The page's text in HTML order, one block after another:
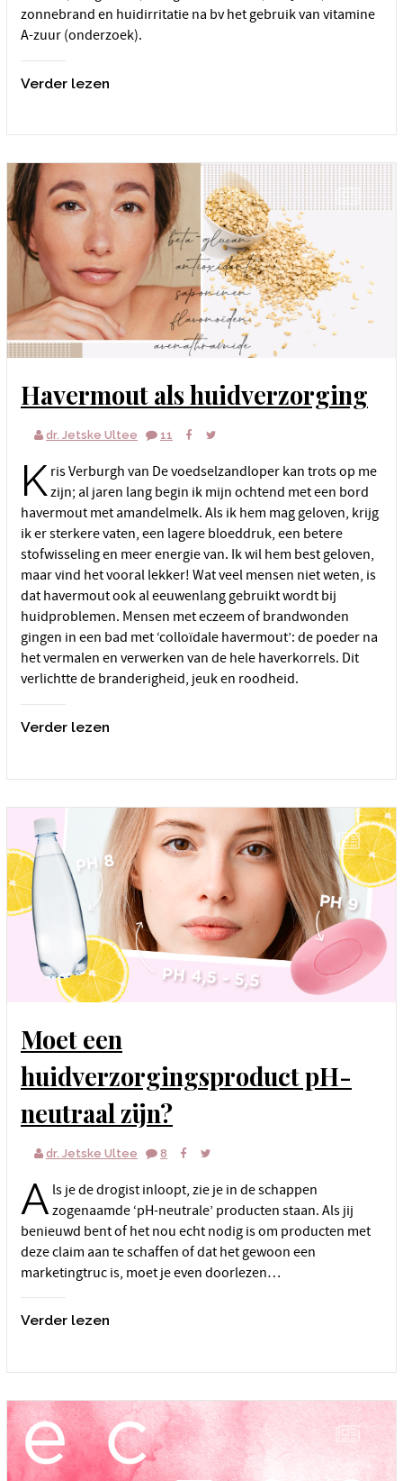
zonnebrand en huidirritatie na bv het gebruik van vitamine
A-zuur (onderzoek).
Verder lezen
Havermout als huidverzorging
dr. Jetske Ultee 11
K ris Verburgh van De voedselzandloper kan trots op me
zijn; al jaren lang begin ik mijn ochtend met een bord
havermout met amandelmelk. Als ik hem mag geloven, krijg
ik er sterkere vaten, een lagere bloeddruk, een betere
stofwisseling en meer energie van. Ik wil hem best geloven,
maar vind het vooral lekker! Wat veel mensen niet weten, is
dat havermout ook al eeuwenlang gebruikt wordt bij
huidproblemen. Mensen met eczeem of brandwonden
gingen in een bad met ‘colloïdale havermout’: de poeder na
het vermalen en verwerken van de hele haverkorrels. Dit
verlichtte de branderigheid, jeuk en roodheid.
Verder lezen
Moet een
huidverzorgingsproduct pH-
neutraal zijn?
dr. Jetske Ultee 8
A ls je de drogist inloopt, zie je in de schappen
zogenaamde ‘pH-neutrale’ producten staan. Als jij
benieuwd bent of het nou echt nodig is om producten met
deze claim aan te schaffen of dat het gewoon een
marketingtruc is, moet je even doorlezen…
Verder lezen